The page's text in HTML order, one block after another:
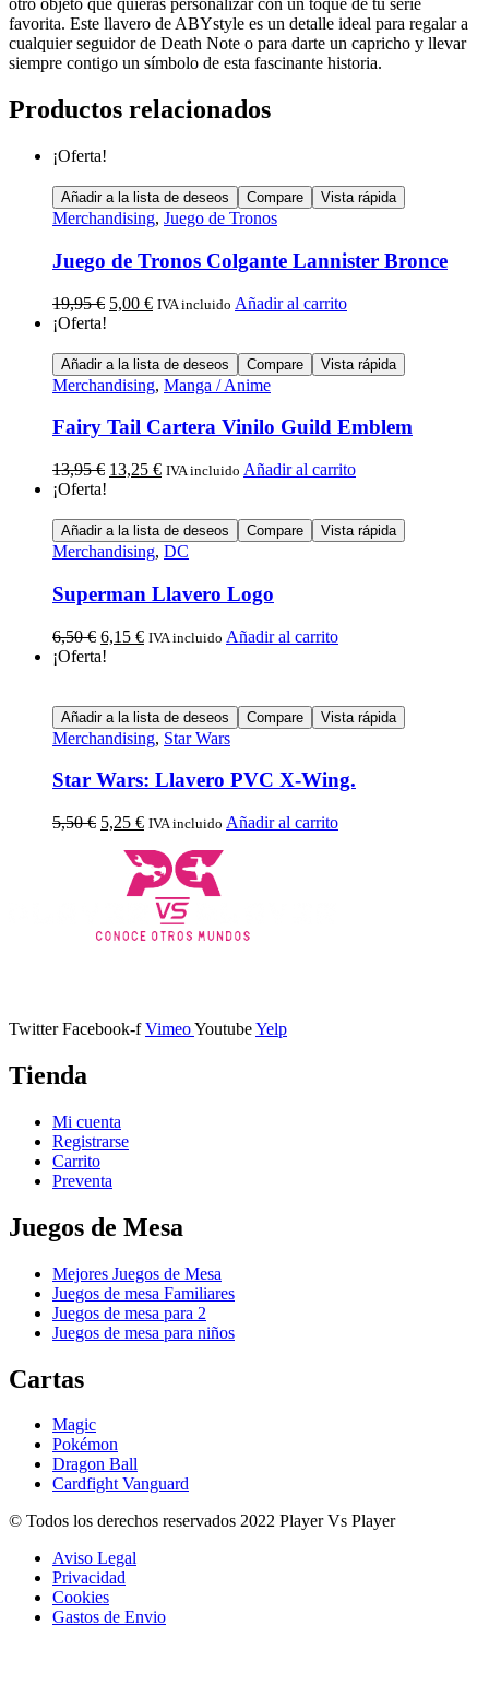
otro objeto que quieras personalizar con un toque de tu serie
favorita. Este llavero de ABYstyle es un detalle ideal para regalar a
cualquier seguidor de Death Note o para darte un capricho y llevar
siempre contigo un símbolo de esta fascinante historia.
Productos relacionados
¡Oferta!
Añadir a la lista de deseos Compare Vista rápida
Merchandising, Juego de Tronos
Juego de Tronos Colgante Lannister Bronce
19,95€ 5,00 € IVA incluido Añadir al carrito
¡Oferta!
Añadir a la lista de deseos Compare Vista rápida
Merchandising, Manga / Anime
Fairy Tail Cartera Vinilo Guild Emblem
13,95€ 13,25 € IVA incluido Añadir al carrito
¡Oferta!
Añadir a la lista de deseos Compare Vista rápida
Merchandising, DC
Superman Llavero Logo
6,50€ 6,15 € IVA incluido Añadir al carrito
¡Oferta!
Añadir a la lista de deseos Compare Vista rápida
Merchandising, Star Wars
Star Wars: Llavero PVC X-Wing.
5,50€ 5,25 € IVA incluido Añadir al carrito
Twitter Facebook-f VimeoYoutubeYelp
Tienda
Mi cuenta
Registrarse
Carrito
Preventa
Juegos de Mesa
Mejores Juegos de Mesa
Juegos de mesa Familiares
Juegos de mesa para 2
Juegos de mesa para niños
Cartas
Magic
Pokémon
Dragon Ball
Cardfight Vanguard
© Todos los derechos reservados 2022 Player Vs Player
Aviso Legal
Privacidad
Cookies
Gastos de Envio